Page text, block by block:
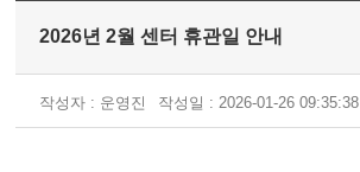
2026년 2월 센터 휴관일 안내
작성자 : 운영진 작성일 : 2026-01-26 09:35:38